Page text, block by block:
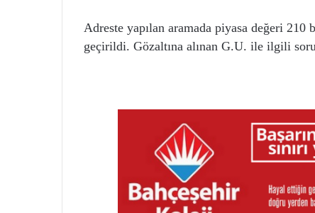
Adreste yapılan aramada piyasa değeri
geçirildi. Gözaltına alınan G.U. ile ilgili